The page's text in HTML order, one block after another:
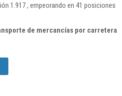
1.917 , empeorando en 41 posiciones
de mercancías por carretera